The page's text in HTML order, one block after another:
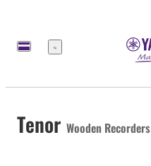
Menu
Tenor Wooden Recorders